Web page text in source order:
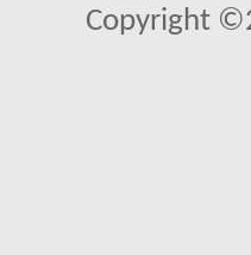
Copyright